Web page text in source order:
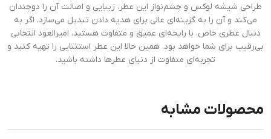
طراحی شیشه لوکس و چشم‌نواز این عطر، زیبایی و اصالت آن را دوچندان
می‌کند و آن را به گزینه‌ای عالی برای هدیه دادن تبدیل می‌سازد. اگر به
دنبال عطری خاص، با رایحه‌ای عمیق و متفاوت هستید، امیرالعود انتخابی
بی‌رقیب برای شما خواهد بود. همین حالا این عطر استثنایی را تهیه کنید و
تجربه‌ای متفاوت از دنیای عطرها داشته باشید.
محصولات مشابه